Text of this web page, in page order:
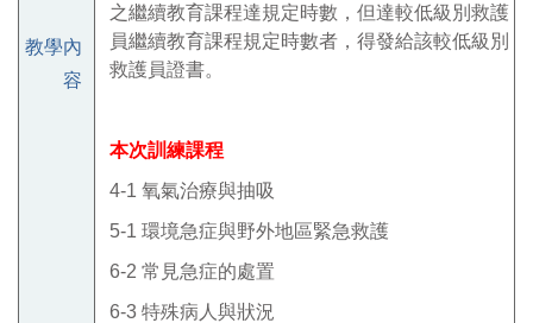
教學內
容
之繼續教育課程達規定時數，但達較低級別救護
員繼續教育課程規定時數者，得發給該較低級別
救護員證書。
本次訓練課程
4-1 氧氣治療與抽吸
5-1 環境急症與野外地區緊急救護
6-2 常見急症的處置
6-3 特殊病人與狀況